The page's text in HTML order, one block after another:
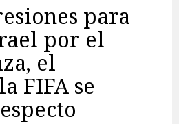
para
por el
el
FIFA se